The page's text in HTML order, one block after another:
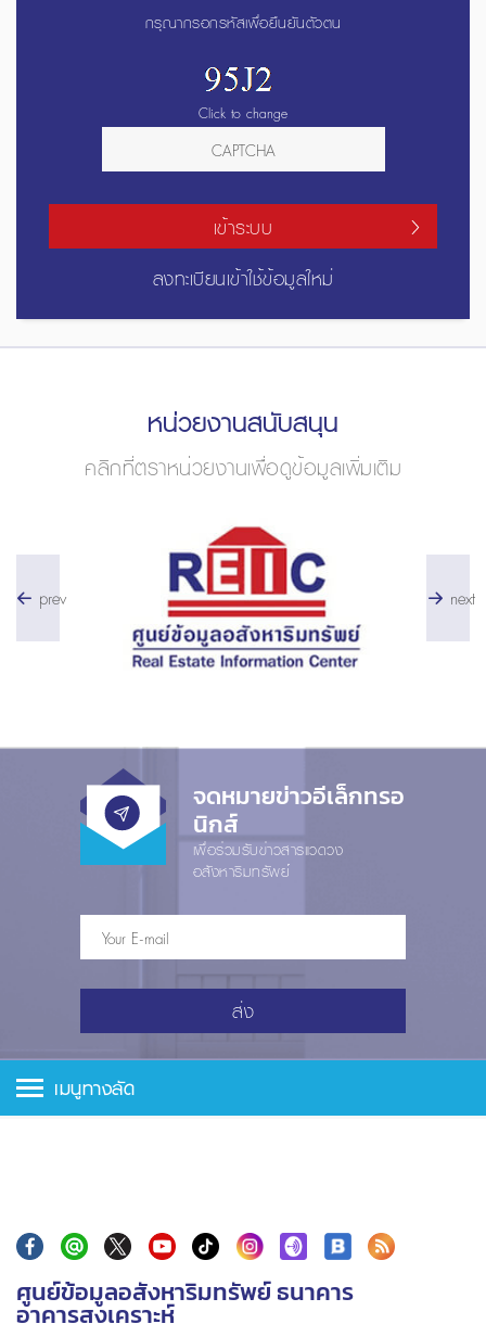
กรุณากรอกรหัสเพื่อยืนยันตัวตน
Click to change
เข้าระบบ
ลงทะเบียนเข้าใช้ข้อมูลใหม่
หน่วยงานสนับสนุน
คลิกที่ตราหน่วยงานเพื่อดูข้อมูลเพิ่มเติม
prev next
จดหมายข่าวอีเล็กทรอ
นิกส์
เพื่อร่วมรับข่าวสารแวดวง
อสังหาริมทรัพย์
ส่ง
เมนูทางลัด
ศูนย์ข้อมูลอสังหาริมทรัพย์ ธนาคาร
อาคารสงเคราะห์